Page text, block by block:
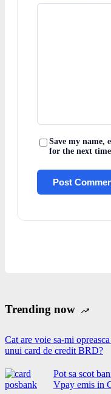
Save my name,
for the next
Post
Trending now
Cat are voie sa-mi
unui card de credit BRD?
Pot sa scot
Vpay emis in